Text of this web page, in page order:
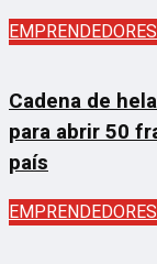
Cadena de
para abrir 50
país